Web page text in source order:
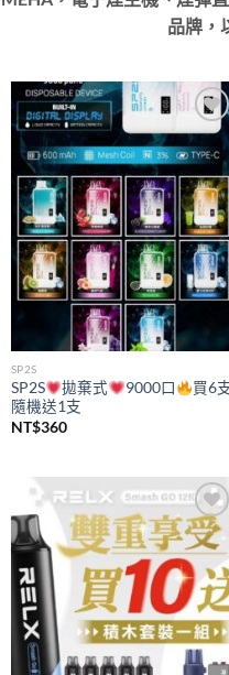
品牌，
Add to
wishlist
SP2S
SP2S 拋棄式 9000口
買6
隨機送1支
NT$360
Add to
wishlist